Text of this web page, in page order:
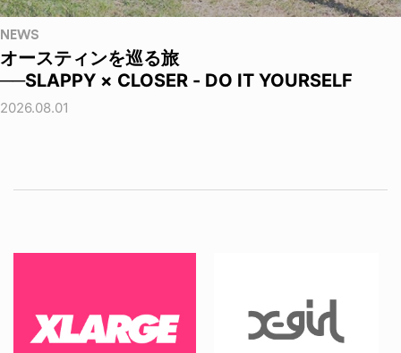
NEWS
オースティンを巡る旅
──SLAPPY × CLOSER - DO IT YOURSELF
2026.08.01